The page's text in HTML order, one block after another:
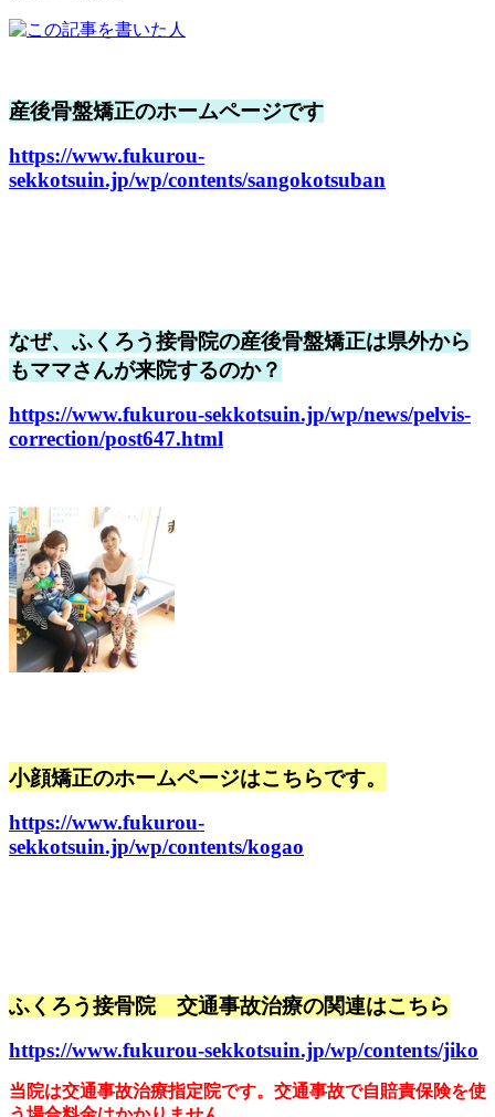
産後骨盤矯正のホームページです
https://www.fukurou-
sekkotsuin.jp/wp/contents/sangokotsuban
なぜ、ふくろう接骨院の産後骨盤矯正は県外から
もママさんが来院するのか？
https://www.fukurou-sekkotsuin.jp/wp/news/pelvis-
correction/post647.html
小顔矯正のホームページはこちらです。
https://www.fukurou-
sekkotsuin.jp/wp/contents/kogao
ふくろう接骨院 交通事故治療の関連はこちら
https://www.fukurou-sekkotsuin.jp/wp/contents/jiko
当院は交通事故治療指定院です。交通事故で自賠責保険を使